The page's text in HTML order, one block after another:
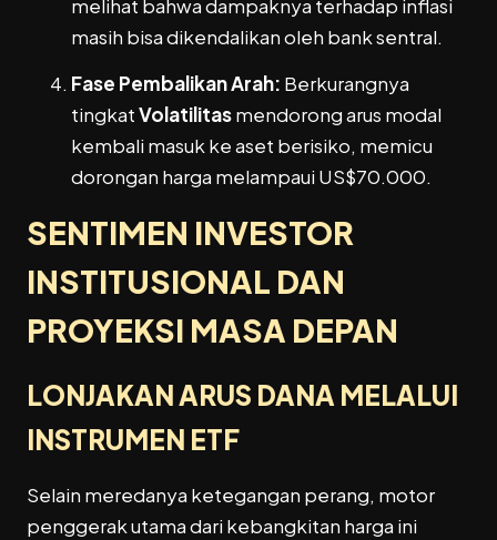
melihat bahwa dampaknya terhadap inflasi
masih bisa dikendalikan oleh bank sentral.
Fase Pembalikan Arah: Berkurangnya
tingkatVolatilitasmendorong arus modal
kembali masuk ke aset berisiko, memicu
dorongan harga melampaui US$70.000.
SENTIMEN INVESTOR
INSTITUSIONAL DAN
PROYEKSI MASA DEPAN
LONJAKAN ARUS DANA MELALUI
INSTRUMEN ETF
Selain meredanya ketegangan perang, motor
penggerak utama dari kebangkitan harga ini